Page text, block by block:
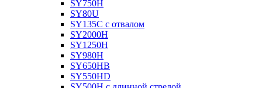
SY750H
SY80U
SY135C с отвалом
SY2000H
SY1250H
SY980H
SY650HB
SY550HD